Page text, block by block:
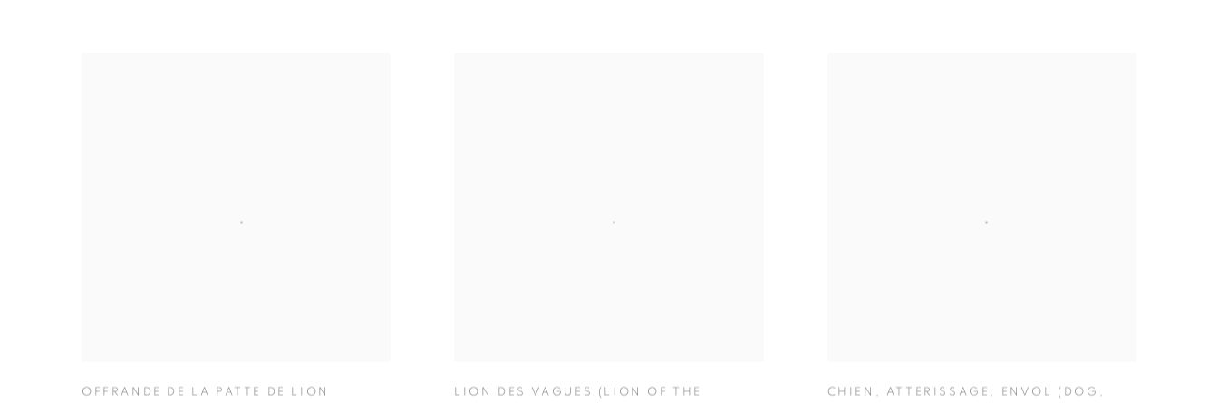
OFFRANDE DE LA PATTE DE LION LION DES VAGUES (LION OF THE CHIEN , ATTERISSAGE , ENVOL (DOG ,